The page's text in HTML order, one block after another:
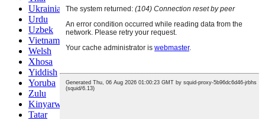
Ukrainian
Urdu
Uzbek
Vietnamese
Welsh
Xhosa
Yiddish
Yoruba
Zulu
Kinyarwanda
Tatar